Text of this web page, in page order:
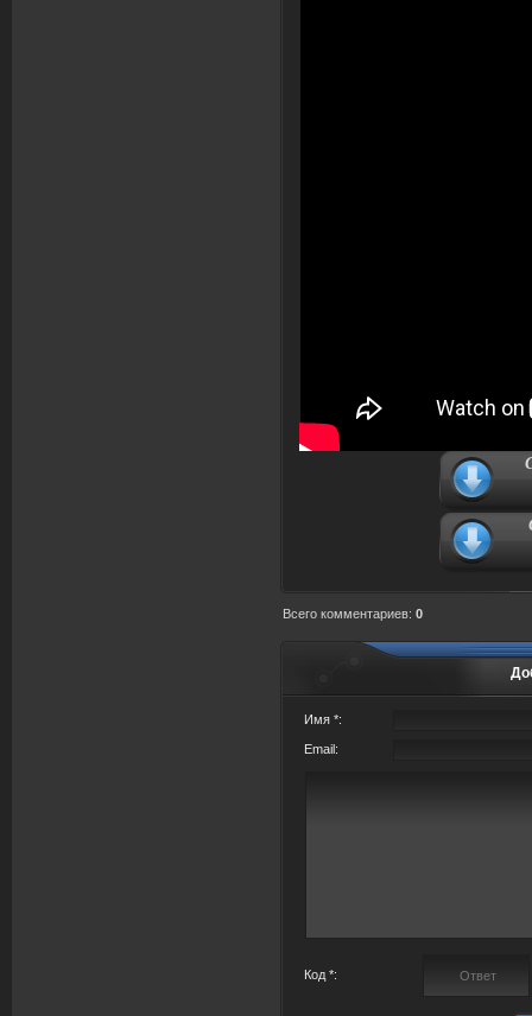
Всего комментариев: 0
Имя *:
Email:
Код *: